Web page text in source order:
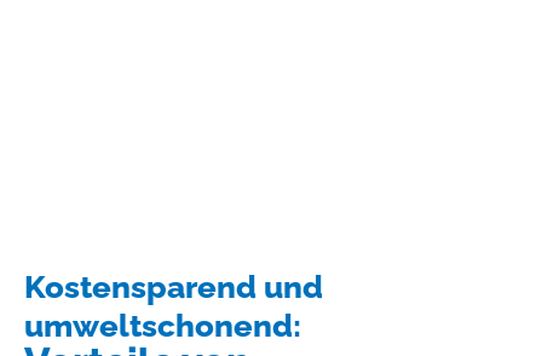
Kostensparend und
umweltschonend: